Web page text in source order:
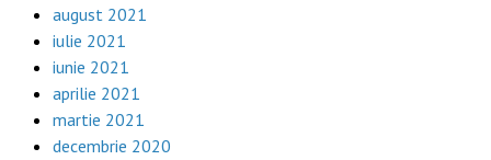
august 2021
iulie 2021
iunie 2021
aprilie 2021
martie 2021
decembrie 2020